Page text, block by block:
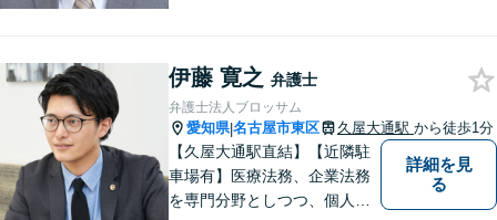
をもとに柔軟に対応いたしま
す。まずはご相談ください。
【土日祝、夜間の相談可】
伊藤 寛之 弁護士
弁護士法人ブロッサム
愛知県|名古屋市東区 久屋大通駅 から徒歩1分
【久屋大通駅直結】【近隣駐
車場有】医療法務、企業法務
を専門分野としつつ、個人の
詳細を見
る